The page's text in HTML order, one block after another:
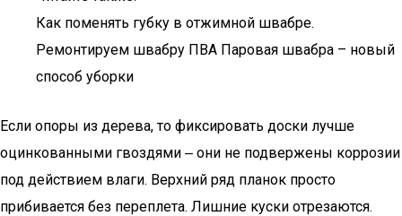
Как поменять губку в отжимной швабре.
Ремонтируем швабру ПВА Паровая швабра – новый
способ уборки
Если опоры из дерева, то фиксировать доски лучше
оцинкованными гвоздями ‒ они не подвержены коррозии
под действием влаги. Верхний ряд планок просто
прибивается без переплета. Лишние куски отрезаются.